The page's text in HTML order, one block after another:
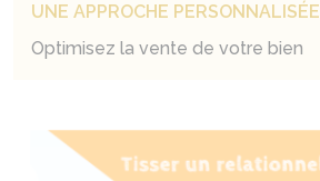
UNE APPROCHE PERSONNALISÉE
Optimisez la vente de votre bien